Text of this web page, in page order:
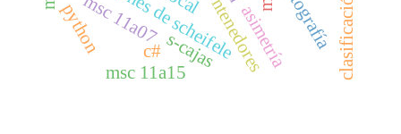
s-cajas asimetría
msc 11a07
msc 11a15
c#
python